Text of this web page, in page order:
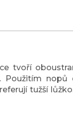
tvoří
Použitím nopů
tužší